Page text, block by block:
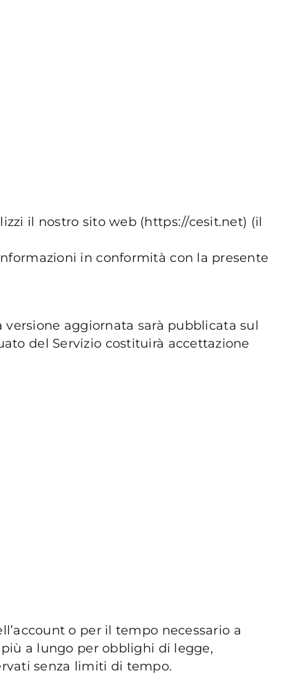
il nostro sito web (https://cesit.net) (il
in conformità con la presente
aggiornata sarà pubblicata sul
del Servizio costituirà accettazione
o per il tempo necessario a
a lungo per obblighi di legge,
senza limiti di tempo.